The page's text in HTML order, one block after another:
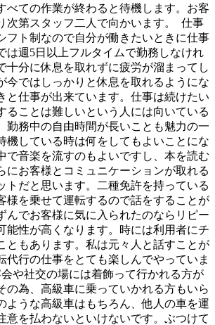
の作業が終わると待機します。お客
次第スタッフ二人で向かいます。 仕事
フト制なので自分が働きたいときに仕事
は週5日以上フルタイムで勤務しなけれ
十分に休息を取れずに疲労が溜まってし
今ではしっかりと休息を取れるようにな
と仕事が出来ています。仕事は続けたい
ることは難しいという人には向いている
勤務中の自由時間が長いことも魅力の一
機している時は何をしてもよいことにな
で音楽を流すのもよいですし、本を読む
にお客様とコミュニケーションが取れる
トだと思います。二種免許を持っている
様を乗せて運転するので話をすることが
んでお客様に気に入られたのならリピー
能性が高くなります。時には利用者にチ
ともあります。私は元々人と話すことが
代行の仕事をとても楽しんでやっていま
や社交の場には着飾って行かれる方が
の為、高級車に乗っていかれる方もいら
ような高級車はもちろん、他人の車を運
意を払わないといけないです。ぶつけて